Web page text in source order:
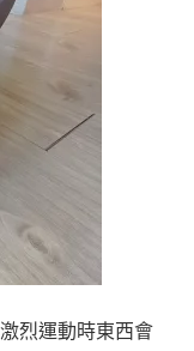
烈運動時東西會